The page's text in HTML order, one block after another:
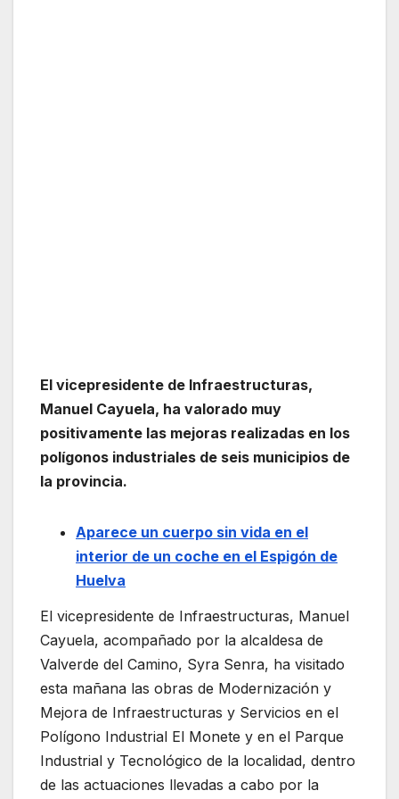
El vicepresidente de Infraestructuras,
Manuel Cayuela, ha valorado muy
positivamente las mejoras realizadas en los
polígonos industriales de seis municipios de
la provincia.
Aparece un cuerpo sin vida en el
interior de un coche en el Espigón de
Huelva
El vicepresidente de Infraestructuras, Manuel
Cayuela, acompañado por la alcaldesa de
Valverde del Camino, Syra Senra, ha visitado
esta mañana las obras de Modernización y
Mejora de Infraestructuras y Servicios en el
Polígono Industrial El Monete y en el Parque
Industrial y Tecnológico de la localidad, dentro
de las actuaciones llevadas a cabo por la